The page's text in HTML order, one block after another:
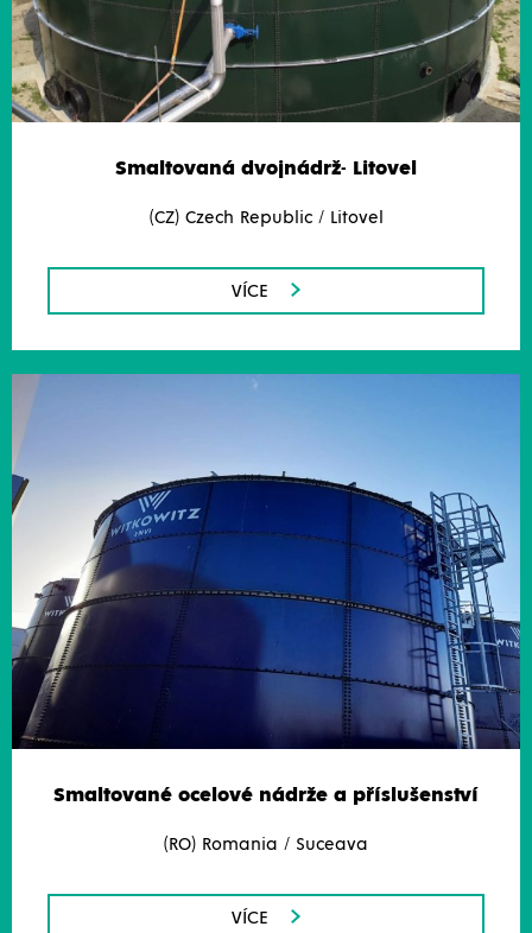
Smaltovaná dvojnádrž- Litovel
(CZ) Czech Republic / Litovel
VÍCE
Smaltované ocelové nádrže a příslušenství
(RO) Romania / Suceava
VÍCE